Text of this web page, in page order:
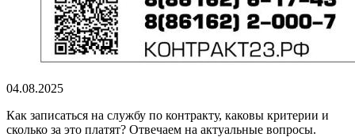
04.08.2025
Как записаться на службу по контракту, каковы критерии и
сколько за это платят? Отвечаем на актуальные вопросы.